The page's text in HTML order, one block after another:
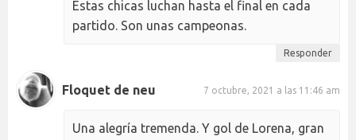
Estas chicas luchan hasta el final en cada
partido. Son unas campeonas.
Responder
Floquet de neu 7 octubre, 2021 a las 11:46 am
Una alegría tremenda. Y gol de Lorena, gran